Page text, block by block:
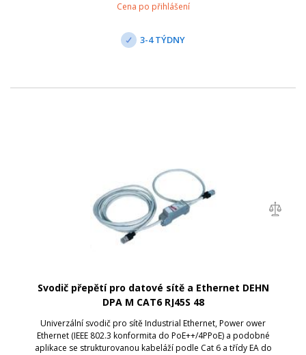
Cena po přihlášení
3-4 TÝDNY
Svodič přepětí pro datové sítě a Ethernet DEHN
DPA M CAT6 RJ45S 48
Univerzální svodič pro sítě Industrial Ethernet, Power ower
Ethernet (IEEE 802.3 konformita do PoE++/4PPoE) a podobné
aplikace se strukturovanou kabeláží podle Cat 6 a třídy EA do